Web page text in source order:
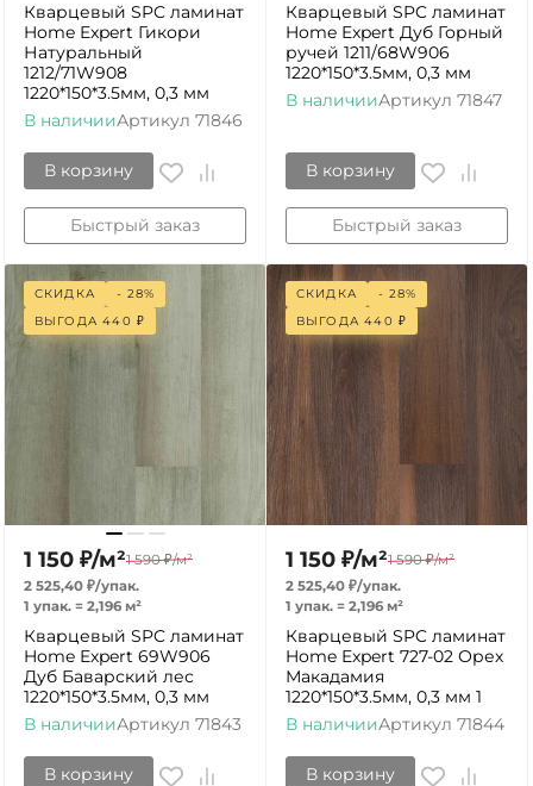
Кварцевый SPC ламинат
Home Expert Гикори
Натуральный
1212/71W908
1220*150*3.5мм, 0,3 мм
В наличииАртикул 71846
В корзину
Быстрый заказ
Кварцевый SPC ламинат
Home Expert Дуб Горный
ручей 1211/68W906
1220*150*3.5мм, 0,3 мм
В наличииАртикул 71847
В корзину
Быстрый заказ
СКИДКА
- 28%
ВЫГОДА440 ₽
1 150 ₽/м²1 590 ₽/м²
2 525,40 ₽/упак.
1 упак. = 2,196 м²
Кварцевый SPC ламинат
Home Expert 69W906
Дуб Баварский лес
1220*150*3.5мм, 0,3 мм
В наличииАртикул 71843
В корзину
СКИДКА
- 28%
ВЫГОДА440 ₽
1 150 ₽/м²1 590 ₽/м²
2 525,40 ₽/упак.
1 упак. = 2,196 м²
Кварцевый SPC ламинат
Home Expert 727-02 Орех
Макадамия
1220*150*3.5мм, 0,3 мм 1
В наличииАртикул 71844
В корзину